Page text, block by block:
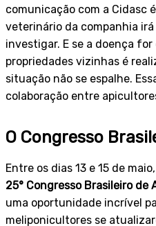
comunicação com a Cidasc
veterinário da companhia
investigar. E se a doença
propriedades vizinhas é
situação não se espalhe.
colaboração entre
O Congresso
Entre os dias 13 e 15 de
25° Congresso Brasileiro de
uma oportunidade incrível
meliponicultores se